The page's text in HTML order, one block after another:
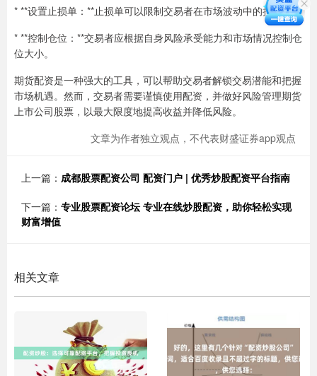
* **设置止损单：**止损单可以限制交易者在市场波动中的损失。
* **控制仓位：**交易者应根据自身风险承受能力和市场情况控制仓
位大小。
期货配资是一种强大的工具，可以帮助交易者解锁交易潜能和把握
市场机遇。然而，交易者需要谨慎使用配资，并做好风险管理期货
上市公司股票，以最大限度地提高收益并降低风险。
文章为作者独立观点，不代表财盛证券app观点
上一篇： 成都股票配资公司 配资门户 | 优秀炒股配资平台指南
下一篇： 专业股票配资论坛 专业在线炒股配资，助你轻松实现
财富增值
相关文章